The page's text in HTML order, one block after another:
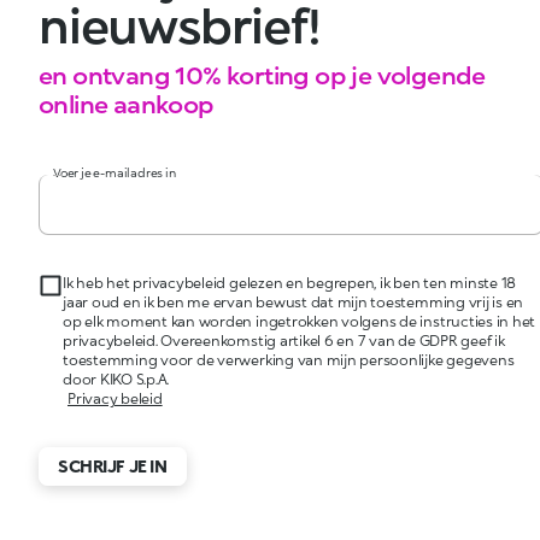
nieuwsbrief!
en ontvang 10% korting op je volgende
online aankoop
Voer je e-mailadres in
Ik heb het privacybeleid gelezen en begrepen, ik ben ten minste 18
jaar oud en ik ben me ervan bewust dat mijn toestemming vrij is en
op elk moment kan worden ingetrokken volgens de instructies in het
privacybeleid. Overeenkomstig artikel 6 en 7 van de GDPR geef ik
toestemming voor de verwerking van mijn persoonlijke gegevens
door KIKO S.p.A.
Privacy beleid
SCHRIJF JE IN